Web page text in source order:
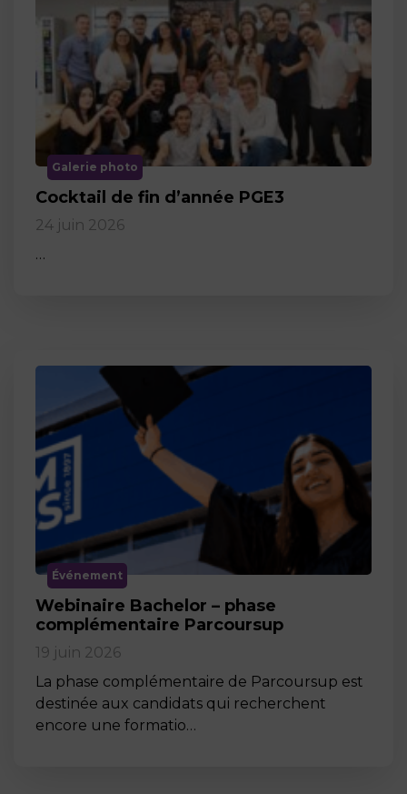
Galerie photo
Cocktail de fin d’année PGE3
24 juin 2026
…
Événement
Webinaire Bachelor – phase
complémentaire Parcoursup
19 juin 2026
La phase complémentaire de Parcoursup est
destinée aux candidats qui recherchent
encore une formatio…